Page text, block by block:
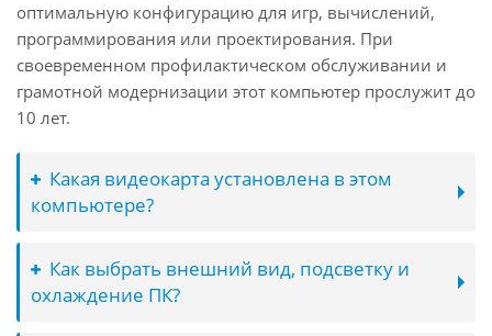
оптимальную конфигурацию для игр, вычислений,
программирования или проектирования. При
своевременном профилактическом обслуживании и
грамотной модернизации этот компьютер прослужит до
10 лет.
Какая видеокарта установлена в этом
компьютере?
Как выбрать внешний вид, подсветку и
охлаждение ПК?